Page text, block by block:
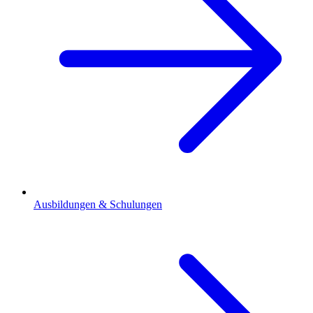
Ausbildungen & Schulungen